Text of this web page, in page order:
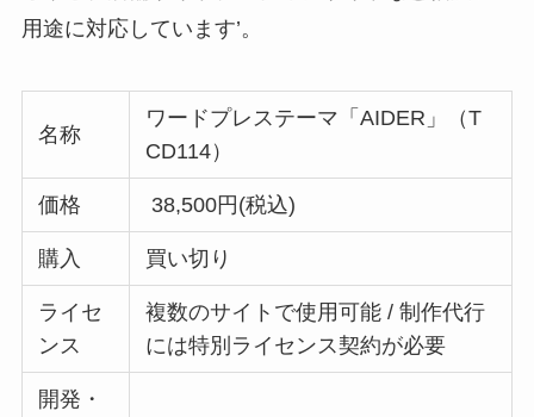
用途に対応しています’。
名称
ワードプレステーマ「AIDER」（T
CD114）
価格 38,500円(税込)
購入 買い切り
ライセ
ンス
複数のサイトで使用可能 / 制作代行
には特別ライセンス契約が必要
開発・